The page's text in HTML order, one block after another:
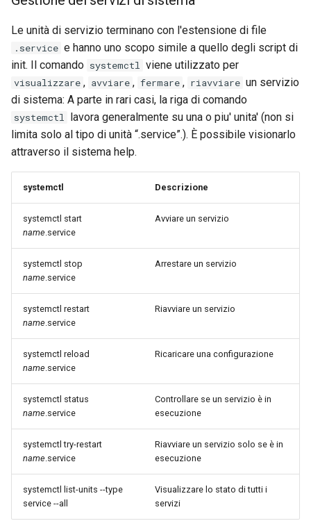
Le unità di servizio terminano con l'estensione di file
.service e hanno uno scopo simile a quello degli script di
init. Il comando systemctl viene utilizzato per
visualizzare , avviare , fermare , riavviare un servizio
di sistema: A parte in rari casi, la riga di comando
systemctl lavora generalmente su una o piu' unita' (non si
limita solo al tipo di unità “.service”.). È possibile visionarlo
attraverso il sistema help.
systemctl Descrizione
systemctl start
name.service
Avviare un servizio
systemctl stop
name.service
Arrestare un servizio
systemctl restart
name.service
Riavviare un servizio
systemctl reload
name.service
Ricaricare una configurazione
systemctl status
name.service
Controllare se un servizio è in
esecuzione
systemctl try-restart
name.service
Riavviare un servizio solo se è in
esecuzione
systemctl list-units --type
service --all
Visualizzare lo stato di tutti i
servizi